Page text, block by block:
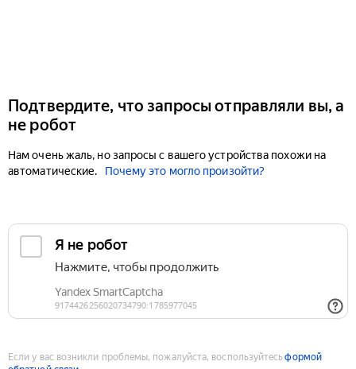
Подтвердите, что запросы отправляли вы, а
не робот
Нам очень жаль, но запросы с вашего устройства похожи на
автоматические.
Почему это могло произойти?
Если у вас возникли проблемы, пожалуйста, воспользуйтесьформой